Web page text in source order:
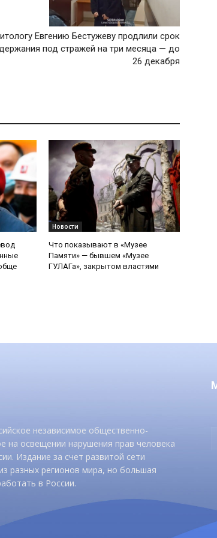
Евгению Бестужеву продлили срок
под стражей на три месяца — до
26 декабря
Новости
Что показывают в «Музее
Памяти» — бывшем «Музее
ГУЛАГа», закрытом властями
независимое общественно-
на освещении нарушения прав человека
Издание за счет развитой сети
разных регионов мира, но большая
в России.